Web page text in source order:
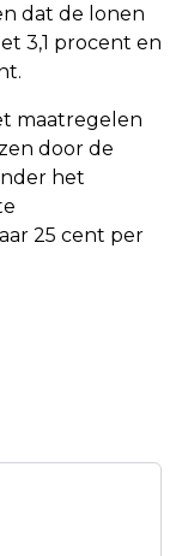
dat de lonen
3,1 procent en
maatregelen
door de
het
25 cent per
VS